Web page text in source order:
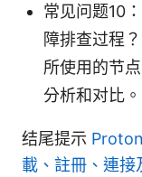
常见问题10
障排查过程
所使用的节
分析和对比。
结尾提示
載、註冊、連接